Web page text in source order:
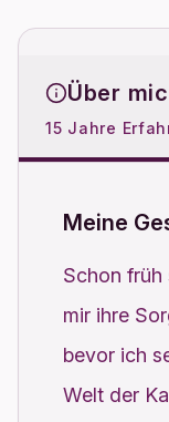
Über
15 Jahre
Meine
Schon früh
mir ihre
bevor ich
Welt der